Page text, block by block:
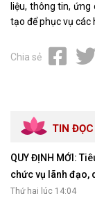
liệu, thông tin,
tạo để phục vụ các
Chia sẻ
TIN
QUY ĐỊNH MỚI:
chức vụ lãnh đạo,
Thứ hai lúc 14:04